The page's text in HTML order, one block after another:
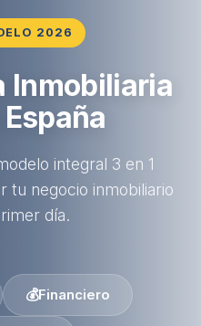
2026
Inmobiliaria
integral 3 en 1
tu negocio inmobiliario
día.
💰Financiero